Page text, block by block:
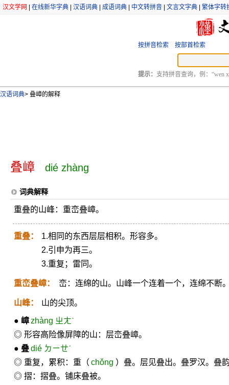
汉文学网 在线新华字典 汉语词典 成语词典 中文转拼音 文言文字典 繁体字转
按拼音检索 按部首检索
提示： 支持拼音查询，例：“wen
汉语词典> 叠嶂的解释
叠嶂 dié zhàng
词典解释
重叠的山峰：重峦叠嶂。
重叠：
1.相同的东西层层相积。形容多。
2.引申为再三。
3.重复；雷同。
重峦叠嶂： 峦：连绵的山。山峰一个连着一个，连绵不断
山峰： 山的尖顶。
● 嶂zhàng ㄓㄤˋ
◎ 形容高险像屏障的山：层峦叠嶂。
● 叠dié ㄉㄧㄝˊ
◎ 重复，累积：重（ chǒng ）叠。层见叠出。叠罗汉。叠
◎ 摺：摺叠。铺床叠被。